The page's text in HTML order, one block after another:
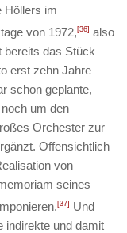
Höllers im
von 1972, [36] also
bereits das Stück
erst zehn Jahre
schon geplante,
um den
Orchester zur
Offensichtlich
von
seines
[37]
Und
indirekte und damit